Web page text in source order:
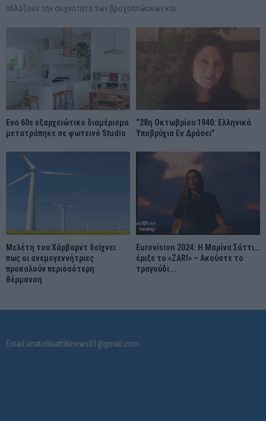
αλλάζουν την συχνότητα των βροχοπτώσεων και...
Ένα 60s εξαρχειώτικο διαμέρισμα
μετατράπηκε σε φωτεινό Studio
“28η Οκτωβρίου 1940: Ελληνικά
Υποβρύχια Εν Δράσει”
Μελέτη του Χάρβαρντ δείχνει
πως οι ανεμογεννήτριες
προκαλούν περισσότερη
θέρμανση
Eurovision 2024: Η Μαρίνα Σάττι…
έριξε το «ZARI» – Ακούστε το
τραγούδι...
Email:anatolikiattikinews01@gmail.com